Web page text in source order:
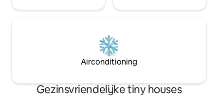
Airconditioning
Gezinsvriendelijke tiny houses